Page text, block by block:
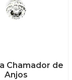
Chamador de
Anjos